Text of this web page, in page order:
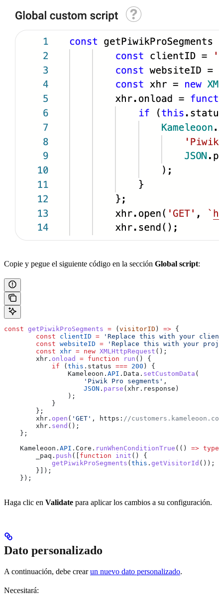
Copie y pegue el siguiente código en la sección Global script:
const getPiwikProSegments = ( visitorID ) => {
        const
clientID = 'Replace this with your
        const
websiteID = 'Replace this with your
        const
xhr = new XMLHttpRequest ();
        xhr
. onload = function run () {
            if
( this . status === 200 ) {
                Kameleoon
. API . Data . setCustomData (
                    'Piwik Pro segments'
,
                    JSON
. parse ( xhr . response )
                );
            }
        };
        xhr
. open ( 'GET' , https : //
        xhr
. send ();
    };
    Kameleoon
. API . Core . runWhenConditionTrue (() =>
        _paq
. push ([ function init () {
            getPiwikProSegments
( this . getVisitorId ());
        }]);
    });
Haga clic en Validate para aplicar los cambios a su configuración.
Dato personalizado
A continuación, debe crearun nuevo dato personalizado.
Necesitará: